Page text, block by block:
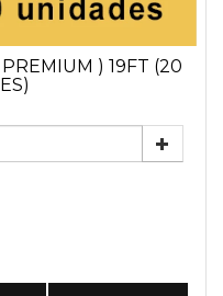
) 19FT (20